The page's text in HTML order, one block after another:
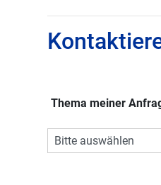
Thema meiner